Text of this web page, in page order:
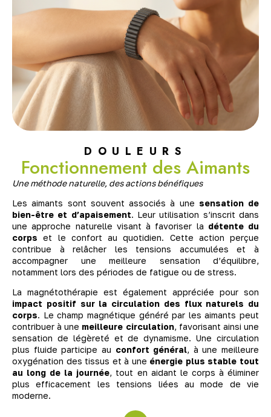
DOULEURS
Fonctionnement des Aimants
Une méthode naturelle, des actions bénéfiques
Les aimants sont souvent associés à une sensation de
bien-être et d’apaisement. Leur utilisation s’inscrit dans
une approche naturelle visant à favoriser la détente du
corps et le confort au quotidien. Cette action perçue
contribue à relâcher les tensions accumulées et à
accompagner une meilleure sensation d’équilibre,
notamment lors des périodes de fatigue ou de stress.
La magnétothérapie est également appréciée pour son
impact positif sur la circulation des flux naturels du
corps. Le champ magnétique généré par les aimants peut
contribuer à une meilleure circulation, favorisant ainsi une
sensation de légèreté et de dynamisme. Une circulation
plus fluide participe au confort général, à une meilleure
oxygénation des tissus et à une énergie plus stable tout
au long de la journée, tout en aidant le corps à éliminer
plus efficacement les tensions liées au mode de vie
moderne.